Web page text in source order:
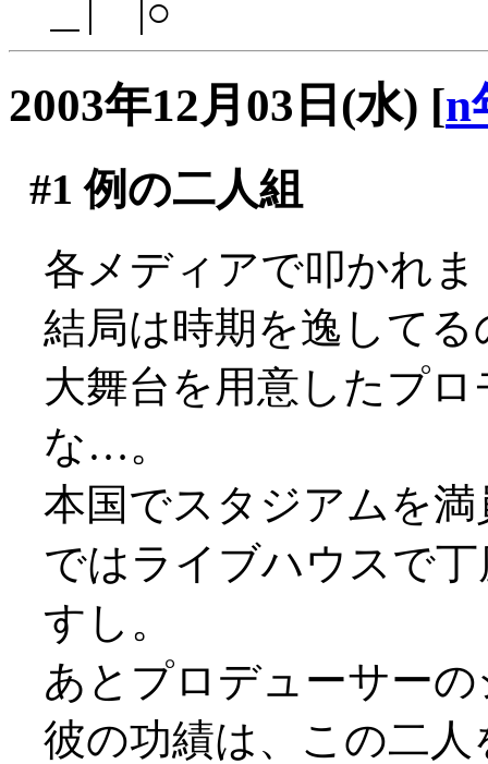
＿|￣|○
2003年12月03日(水) [n
#1 例の二人組
各メディアで叩かれ
結局は時期を逸して
大舞台を用意したプ
な…。
本国でスタジアムを
ではライブハウスで
すし。
あとプロデューサー
彼の功績は、この二